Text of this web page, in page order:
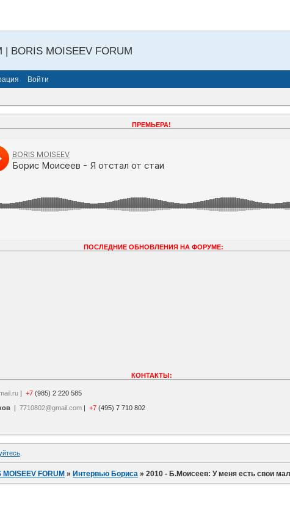
MOISEEV FORUM
Войти
ПРЕМЬЕРА!
ПОСЛЕДНИЕ ОБНОВЛЕНИЯ НА ФОРУМЕ:
КОНТАКТЫ:
| +7 (985) 2 220 585
| 7710802@gmail.com | +7 (495) 7 710 802
.
FORUM »Интервью Бориса »2010 - Б.Моисеев: У меня есть свои